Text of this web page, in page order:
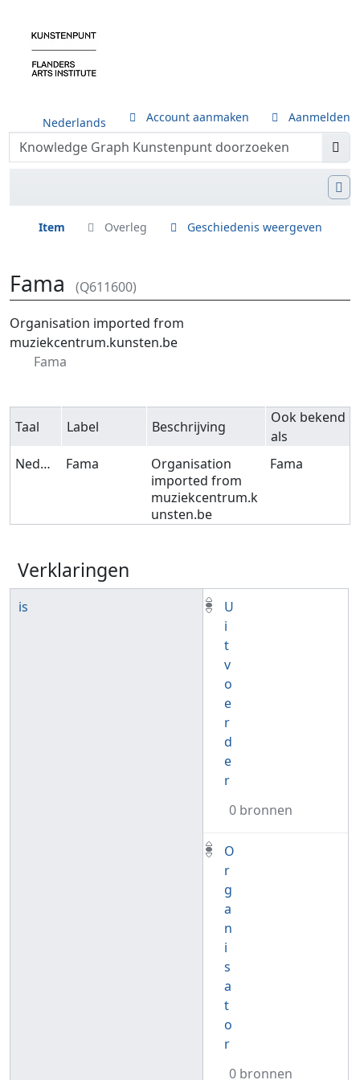
Nederlands Account aanmaken Aanmelden
Item Overleg Geschiedenis weergeven
Fama (Q611600)
Ga naar:navigatie,zoeken
Organisation imported from
muziekcentrum.kunsten.be
Fama
Taal Label Beschrijving
Ook bekend
als
Nederlands
Fama
Organisation
imported from
muziekcentrum.k
unsten.be
Fama
Verklaringen
is
U
i
t
v
o
e
r
d
e
r
0 bronnen
O
r
g
a
n
i
s
a
t
o
r
0 bronnen